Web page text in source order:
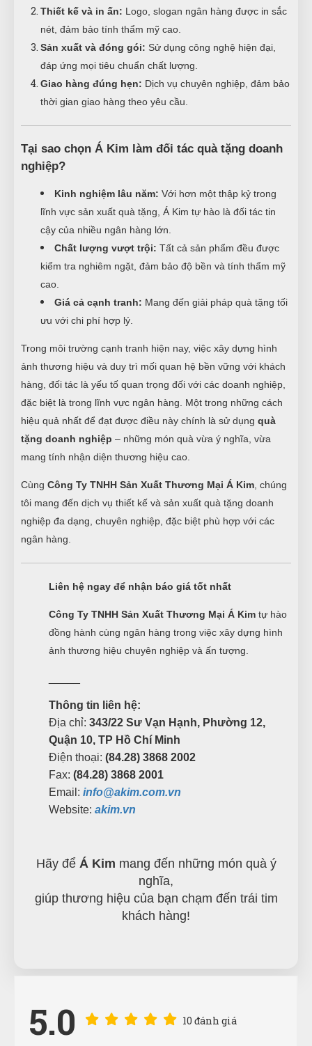
Thiết kế và in ấn: Logo, slogan ngân hàng được in sắc
nét, đảm bảo tính thẩm mỹ cao.
Sản xuất và đóng gói: Sử dụng công nghệ hiện đại,
đáp ứng mọi tiêu chuẩn chất lượng.
Giao hàng đúng hẹn: Dịch vụ chuyên nghiệp, đảm bảo
thời gian giao hàng theo yêu cầu.
Tại sao chọn Á Kim làm đối tác quà tặng doanh
nghiệp?
Kinh nghiệm lâu năm: Với hơn một thập kỷ trong
lĩnh vực sản xuất quà tặng, Á Kim tự hào là đối tác tin
cậy của nhiều ngân hàng lớn.
Chất lượng vượt trội: Tất cả sản phẩm đều được
kiểm tra nghiêm ngặt, đảm bảo độ bền và tính thẩm mỹ
cao.
Giá cả cạnh tranh: Mang đến giải pháp quà tặng tối
ưu với chi phí hợp lý.
Trong môi trường cạnh tranh hiện nay, việc xây dựng hình
ảnh thương hiệu và duy trì mối quan hệ bền vững với khách
hàng, đối tác là yếu tố quan trọng đối với các doanh nghiệp,
đặc biệt là trong lĩnh vực ngân hàng. Một trong những cách
hiệu quả nhất để đạt được điều này chính là sử dụng quà
tặng doanh nghiệp – những món quà vừa ý nghĩa, vừa
mang tính nhận diện thương hiệu cao.
Cùng Công Ty TNHH Sản Xuất Thương Mại Á Kim , chúng
tôi mang đến dịch vụ thiết kế và sản xuất quà tặng doanh
nghiệp đa dạng, chuyên nghiệp, đặc biệt phù hợp với các
ngân hàng.
Liên hệ ngay để nhận báo giá tốt nhất
Công Ty TNHH Sản Xuất Thương Mại Á Kim tự hào
đồng hành cùng ngân hàng trong việc xây dựng hình
ảnh thương hiệu chuyên nghiệp và ấn tượng.
Thông tin liên hệ:
Địa chỉ: 343/22 Sư Vạn Hạnh, Phường 12,
Quận 10, TP Hồ Chí Minh
Điện thoại: (84.28) 3868 2002
Fax: (84.28) 3868 2001
Email: info@akim.com.vn
Website: akim.vn
Hãy để Á Kim mang đến những món quà ý
nghĩa,
giúp thương hiệu của bạn chạm đến trái tim
khách hàng!
5.0 10 đánh giá
(Đánh giá 1 năm trước)